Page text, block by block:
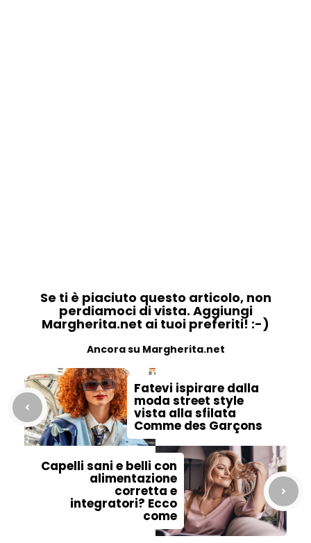
Se ti è piaciuto questo articolo, non
perdiamoci di vista. Aggiungi
Margherita.net ai tuoi preferiti! :-)
Ancora su Margherita.net
Fatevi ispirare dalla
moda street style
vista alla sfilata
Comme des Garçons
Capelli sani e belli con
alimentazione
corretta e
integratori? Ecco
come